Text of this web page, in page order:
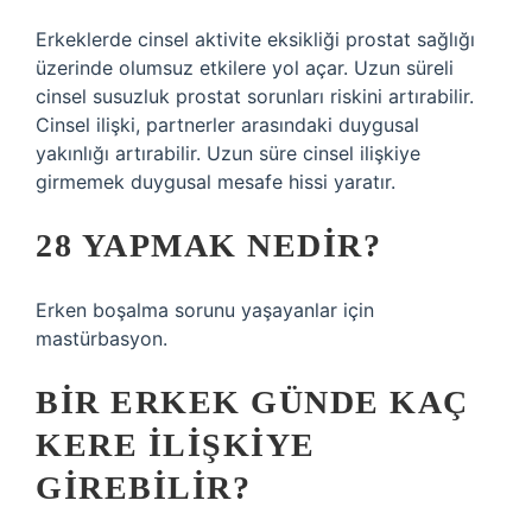
Erkeklerde cinsel aktivite eksikliği prostat sağlığı
üzerinde olumsuz etkilere yol açar. Uzun süreli
cinsel susuzluk prostat sorunları riskini artırabilir.
Cinsel ilişki, partnerler arasındaki duygusal
yakınlığı artırabilir. Uzun süre cinsel ilişkiye
girmemek duygusal mesafe hissi yaratır.
28 YAPMAK NEDIR?
Erken boşalma sorunu yaşayanlar için
mastürbasyon.
BIR ERKEK GÜNDE KAÇ
KERE ILIŞKIYE
GIREBILIR?